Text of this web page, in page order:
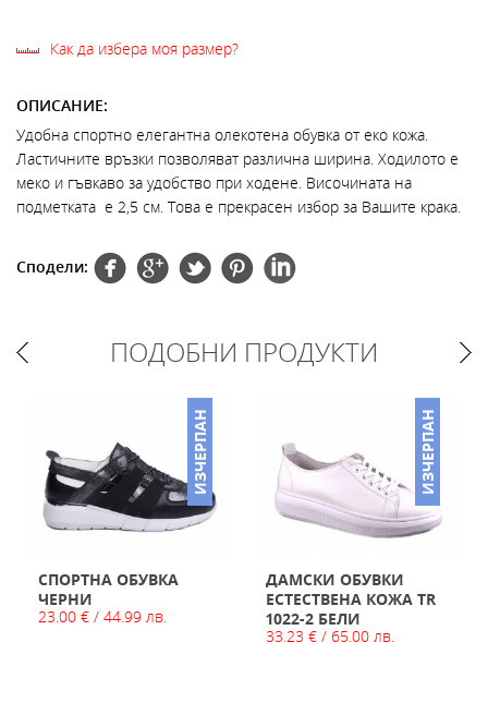
Как да избера моя размер?
ОПИСАНИЕ:
Удобна спортно елегантна олекотена обувка от еко кожа.
Ластичните връзки позволяват различна ширина. Ходилото е
меко и гъвкаво за удобство при ходене. Височината на
подметката е 2,5 см. Това е прекрасен избор за Вашите крака.
Сподели:
ПОДОБНИ ПРОДУКТИ
ИЗЧЕРПАН
СПОРТНА ОБУВКА
ЧЕРНИ
23.00 € / 44.99 лв.
ИЗЧЕРПАН
ДАМСКИ ОБУВКИ
ЕСТЕСТВЕНА КОЖА TR
1022-2 БЕЛИ
33.23 € / 65.00 лв.